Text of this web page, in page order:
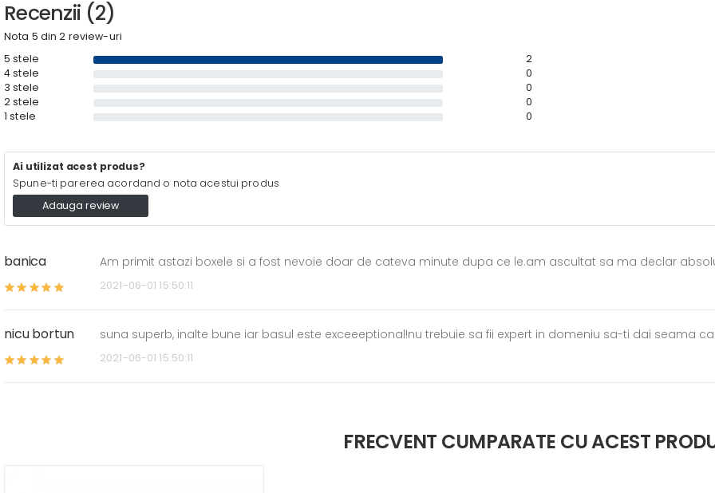
Recenzii (2)
Nota 5 din 2 review-uri
5 stele
2
4 stele
0
3 stele
0
2 stele
0
1 stele
0
Ai utilizat acest produs?
Spune-ti parerea acordand o nota acestui produs
Adauga review
banica Am primit astazi boxele si a fost nevoie doar de cateva minute dupa ce le.am ascultat sa ma declar
2021-06-01 15:50:11
nicu bortun suna superb, inalte bune iar basul este exceeeptional!nu trebuie sa fii expert in domeniu sa-ti dai seama
2021-06-01 15:50:11
FRECVENT CUMPARATE CU ACEST